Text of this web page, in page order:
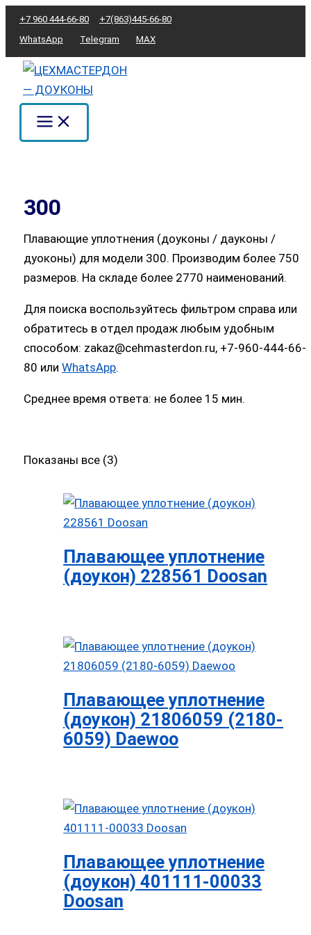
Перейти
содержимому
+7 960 444-66-80
+7(863)445-66-80
WhatsApp
Telegram MAX
300
Плавающие уплотнения (доуконы / дауконы /
дуоконы) для модели 300. Производим более 750
размеров. На складе более 2770 наименований.
Для поиска воспользуйтесь фильтром справа или
обратитесь в отдел продаж любым удобным
способом: zakaz@cehmasterdon.ru, +7-960-444-66-
80 илиWhatsApp.
Среднее время ответа: не более 15 мин.
Показаны все (3)
Сортировка:
по
популярности
Плавающее уплотнение
(доукон) 228561 Doosan
Плавающее уплотнение
(доукон) 21806059 (2180-
6059) Daewoo
Плавающее уплотнение
(доукон) 401111-00033
Doosan